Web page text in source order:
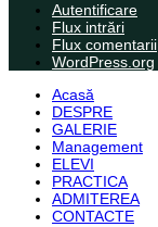
Autentificare
Flux intrări
Flux comentarii
WordPress.org
Acasă
DESPRE
GALERIE
Management
ELEVI
PRACTICA
ADMITEREA
CONTACTE